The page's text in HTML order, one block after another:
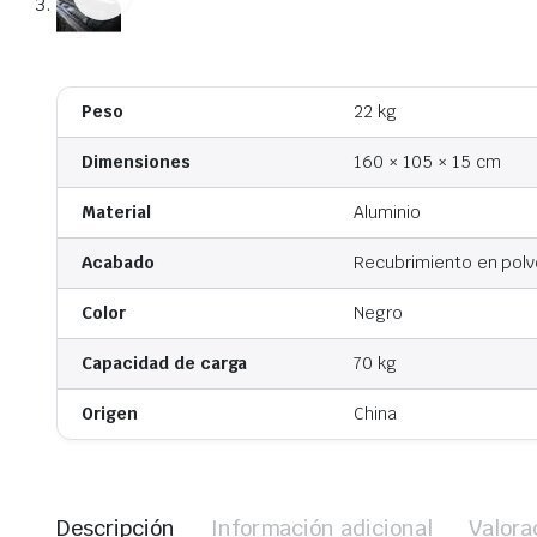
Peso 22 kg
Dimensiones 160 × 105 × 15 cm
Material Aluminio
Acabado Recubrimiento en
Color Negro
Capacidad de carga 70 kg
Origen China
Descripción Información adicional